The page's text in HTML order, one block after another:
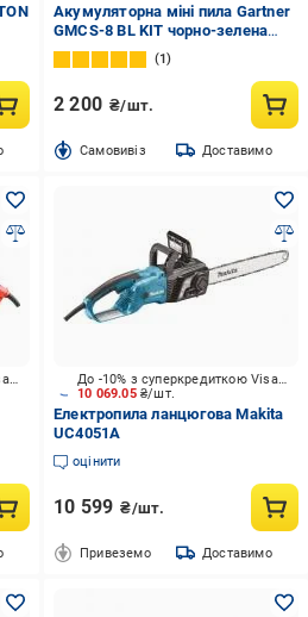
Акумуляторна міні пила Gartner
GMCS-8 BL KIT чорно-зелена
(854614)
1
2 200 ₴/шт.
Cамовивіз Доставимо
До -10% з суперкредиткою Visa Вигода
10 069.05 ₴/шт.
До -10% з суперкредиткою Visa Вигода
Електропила ланцюгова Makita
UC4051A
оцінити
10 599 ₴/шт.
Привеземо Доставимо